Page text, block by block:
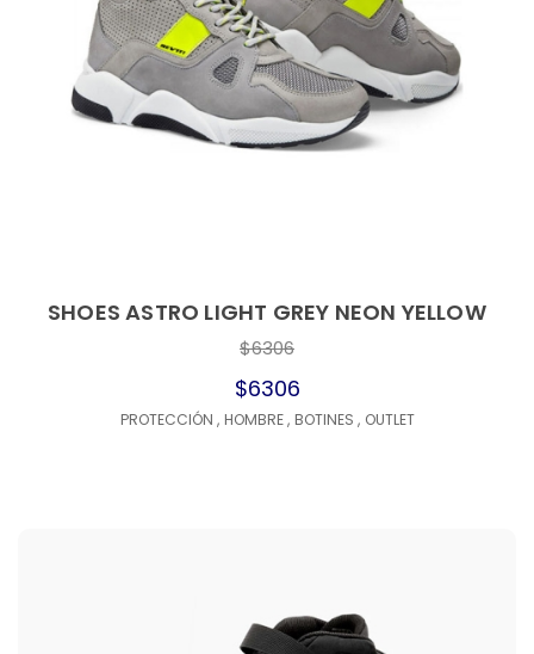
SHOES ASTRO LIGHT GREY NEON YELLOW
$6306
$6306
PROTECCIÓN , HOMBRE, BOTINES , OUTLET